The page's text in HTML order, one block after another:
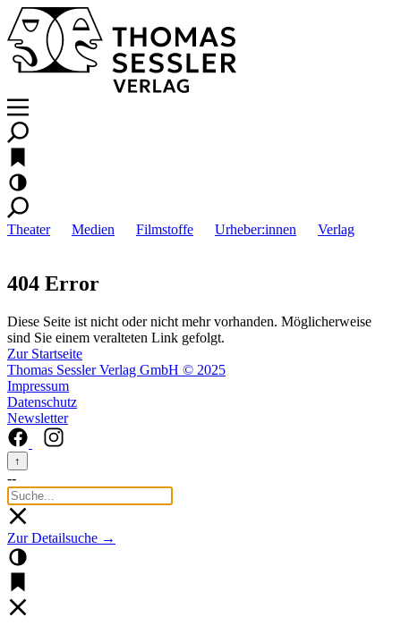
Theater Medien Filmstoffe Urheber:innen Verlag
404 Error
Diese Seite ist nicht oder nicht mehr vorhanden. Möglicherweise
sind Sie einem veralteten Link gefolgt.
Zur Startseite
Thomas Sessler Verlag GmbH © 2025
Impressum
Datenschutz
Newsletter
↑
--
Zur Detailsuche →